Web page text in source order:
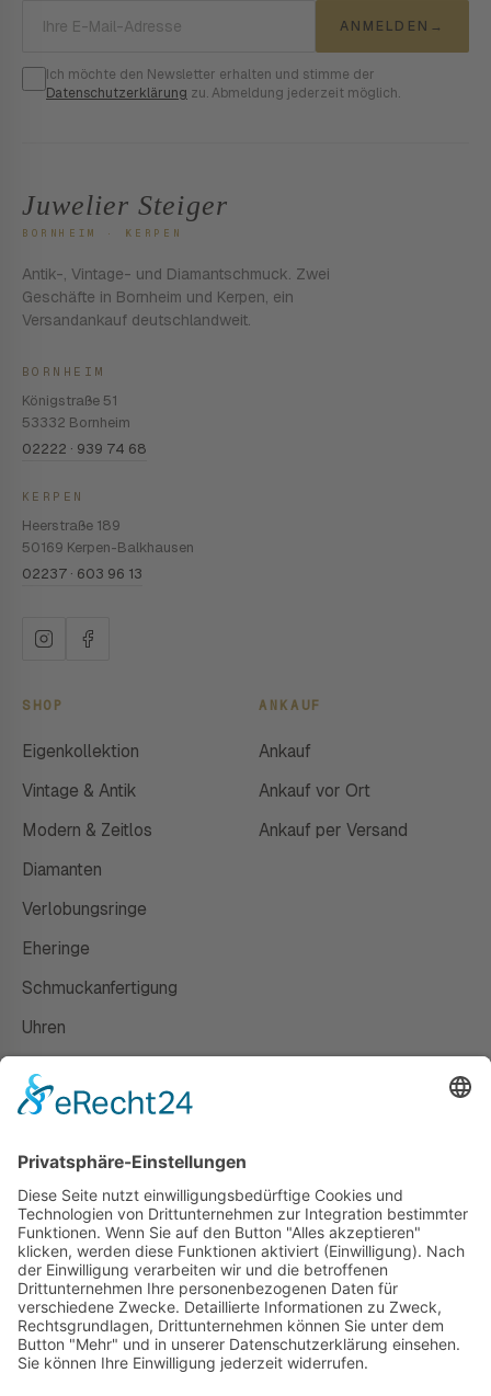
ANMELDEN →
Ich möchte den Newsletter erhalten und stimme der
Datenschutzerklärung zu. Abmeldung jederzeit möglich.
Juwelier Steiger
BORNHEIM · KERPEN
Antik-, Vintage- und Diamantschmuck. Zwei
Geschäfte in Bornheim und Kerpen, ein
Versandankauf deutschlandweit.
BORNHEIM
Königstraße 51
53332 Bornheim
02222 · 939 74 68
KERPEN
Heerstraße 189
50169 Kerpen-Balkhausen
02237 · 603 96 13
SHOP
Eigenkollektion
Vintage & Antik
Modern & Zeitlos
Diamanten
Verlobungsringe
Eheringe
Schmuckanfertigung
Uhren
ANKAUF
Ankauf
Ankauf vor Ort
Ankauf per Versand
Susanne Steiger
Geschäfte
Newsletter
Kontakt